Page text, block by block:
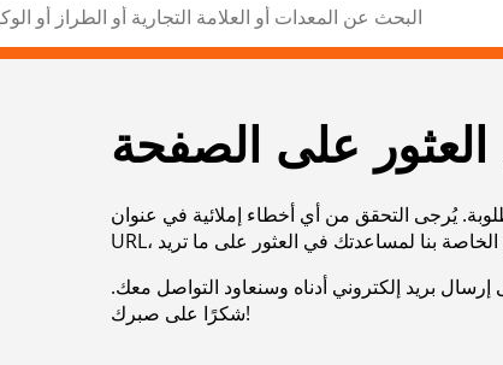
العثور على الصفحة
يُرجى التحقق من أي أخطاء إملائية في عنوان
بريد إلكتروني أدناه وسنعاود التواصل معك.
شكرًا على صبرك!